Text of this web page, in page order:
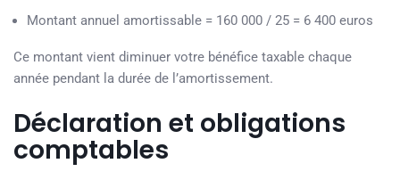
Montant annuel amortissable = 160 000 / 25 = 6 400 euros
Ce montant vient diminuer votre bénéfice taxable chaque
année pendant la durée de l’amortissement.
Déclaration et obligations
comptables